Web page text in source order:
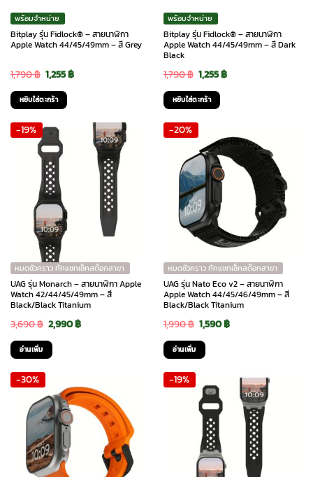
พร้อมจำหน่าย
Bitplay รุ่น Fidlock® – สายนาฬิกา
Apple Watch 44/45/49mm – สี Grey
1,790฿ Original
price
was:
1,790 ฿.
1,255฿Current
1,255 ฿.
หยิบใส่ตะกร้า
พร้อมจำหน่าย
Bitplay รุ่น Fidlock® – สายนาฬิกา
Apple Watch 44/45/49mm – สี Dark
Black
1,790฿ Original
price
was:
1,790 ฿.
1,255฿Current
หยิบใส่ตะกร้า
-19%
หมดชั่วคราว ทักแชทเช็คสต๊อกสาขา
UAG รุ่น Monarch – สายนาฬิกา Apple
Watch 42/44/45/49mm – สี
Black/Black Titanium
3,690฿ Original
price
was:
2,990฿Current
อ่านเพิ่ม
-20%
หมดชั่วคราว ทักแชทเช็คสต๊อกสาขา
UAG รุ่น Nato Eco v2 – สายนาฬิกา
Apple Watch 44/45/46/49mm – สี
Black/Black Titanium
1,990฿ Original
price
was:
1,990 ฿.
1,590฿Current
1,590 ฿.
อ่านเพิ่ม
-30% -19%